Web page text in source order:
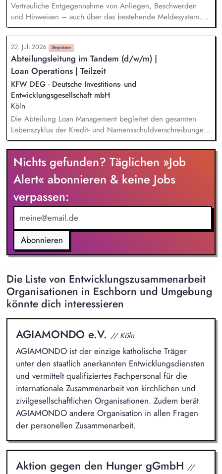
Vertrauliche Entgegennahme von Anliegen, Beschwerden
und Hinweisen – auch über das bestehende Meldesystem.
Vermittlung bei Konflikten und Unterstützung bei
Klärungsprozessen. Konzeption und Durchführung von
Schulungen und Sensibilisierungsformaten. Mitwirkung an der
Weiterentwicklung von Leitlinien, Verhaltenskodizes und dem
Meldesystem. Förderung einer offenen Feedback- und
Beschwerdekultur innerhalb der Organisation.
22. Juli 2026 Stepstone
Abteilungsleitung im Tandem (d/w/m) |
Loan Operations | Teilzeit
KFW DEG - Deutsche Investitions- und
Entwicklungsgesellschaft mbH
Köln
Die Abteilung Loan Management begleitet den gesamten
Lebenszyklus der Kredit- und Namensschuldverschreibungen
der DEG und verantwortet die korrekte Abbildung und
Abwicklung der Geschäfte. Das Aufgabenspektrum umfasst
unter anderem die Führung der Nebenbücher,
Auszahlungen, Payment-Agent-Tätigkeiten, Zins- und
Rechnungsmanagement sowie Mahnwesen und
Zahlungseingangsverarbeitung. Als Partner unserer
Marktabteilungen beraten wir bei der Strukturierung von
Transaktionen im Hinblick auf Abbildbarkeit und Effizienz.
Nichts gefunden? Täglichen »Job
Alert« abonnieren & keine Jobs
verpassen:
Abonnieren
Die Liste von Entwicklungszusammenarbeit
Organisationen in Eschborn und Umgebung
könnte dich interessieren
AGIAMONDO e.V. // Köln
AGIAMONDO ist der einzige katholische Träger
unter den staatlich anerkannten Entwicklungsdiensten
und vermittelt qualifiziertes Fachpersonal für die
internationale Zusammenarbeit von kirchlichen und
zivilgesellschaftlichen Organisationen. Zudem berät
AGIAMONDO andere Organisation in allen Fragen
der personellen Zusammenarbeit.
Aktion gegen den Hunger gGmbH //